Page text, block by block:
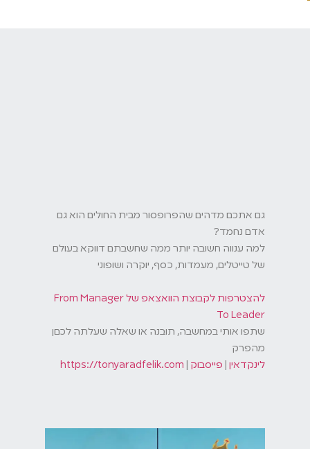
גם אתכם מדהים שהפרופסור מבית החולים הוא גם
אדם נחמד?
למה ענווה חשובה יותר ממה שחשבתם דווקא בעולם
של טייטלים, מעמדות, כסף, יוקרה ושופוני
להצטרפות לקבוצת הוואצאפ של From Manager
To Leader
שתפו אותי במחשבה, תובנה או שאלה שעלתה לכםן
מהפרק
לינקדאין⁠⁠⁠⁠⁠⁠⁠⁠⁠⁠⁠⁠⁠⁠⁠⁠⁠⁠⁠⁠⁠⁠⁠⁠⁠⁠⁠⁠
פייסבוק⁠⁠⁠⁠⁠⁠⁠⁠⁠⁠⁠⁠⁠⁠⁠⁠⁠⁠⁠⁠⁠⁠⁠⁠⁠⁠⁠⁠ https://tonyaradfelik.com